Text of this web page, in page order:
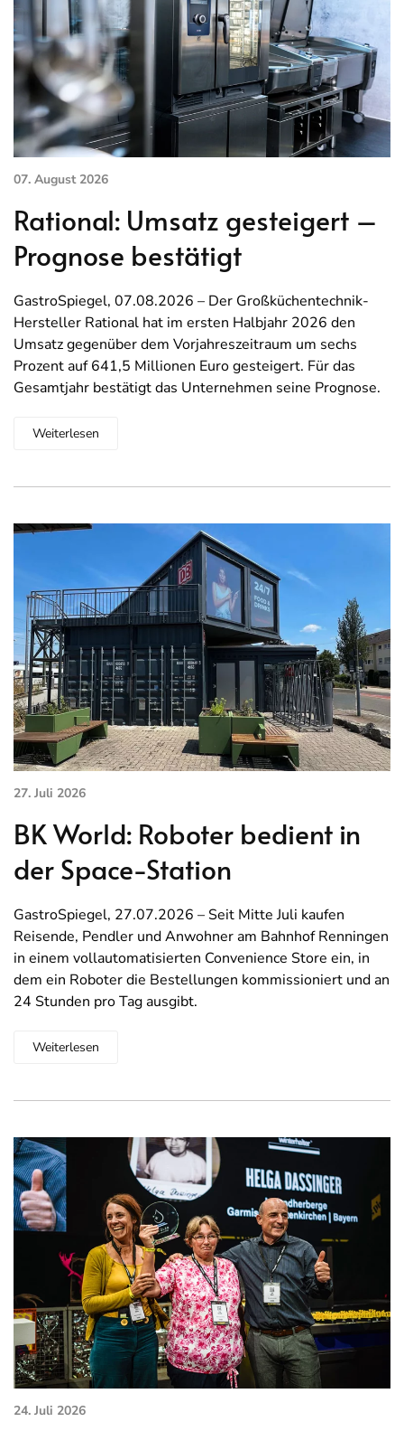
07. August 2026
Rational: Umsatz gesteigert –
Prognose bestätigt
GastroSpiegel, 07.08.2026 – Der Großküchentechnik-
Hersteller Rational hat im ersten Halbjahr 2026 den
Umsatz gegenüber dem Vorjahreszeitraum um sechs
Prozent auf 641,5 Millionen Euro gesteigert. Für das
Gesamtjahr bestätigt das Unternehmen seine Prognose.
Weiterlesen
27. Juli 2026
BK World: Roboter bedient in
der Space-Station
GastroSpiegel, 27.07.2026 – Seit Mitte Juli kaufen
Reisende, Pendler und Anwohner am Bahnhof Renningen
in einem vollautomatisierten Convenience Store ein, in
dem ein Roboter die Bestellungen kommissioniert und an
24 Stunden pro Tag ausgibt.
Weiterlesen
24. Juli 2026